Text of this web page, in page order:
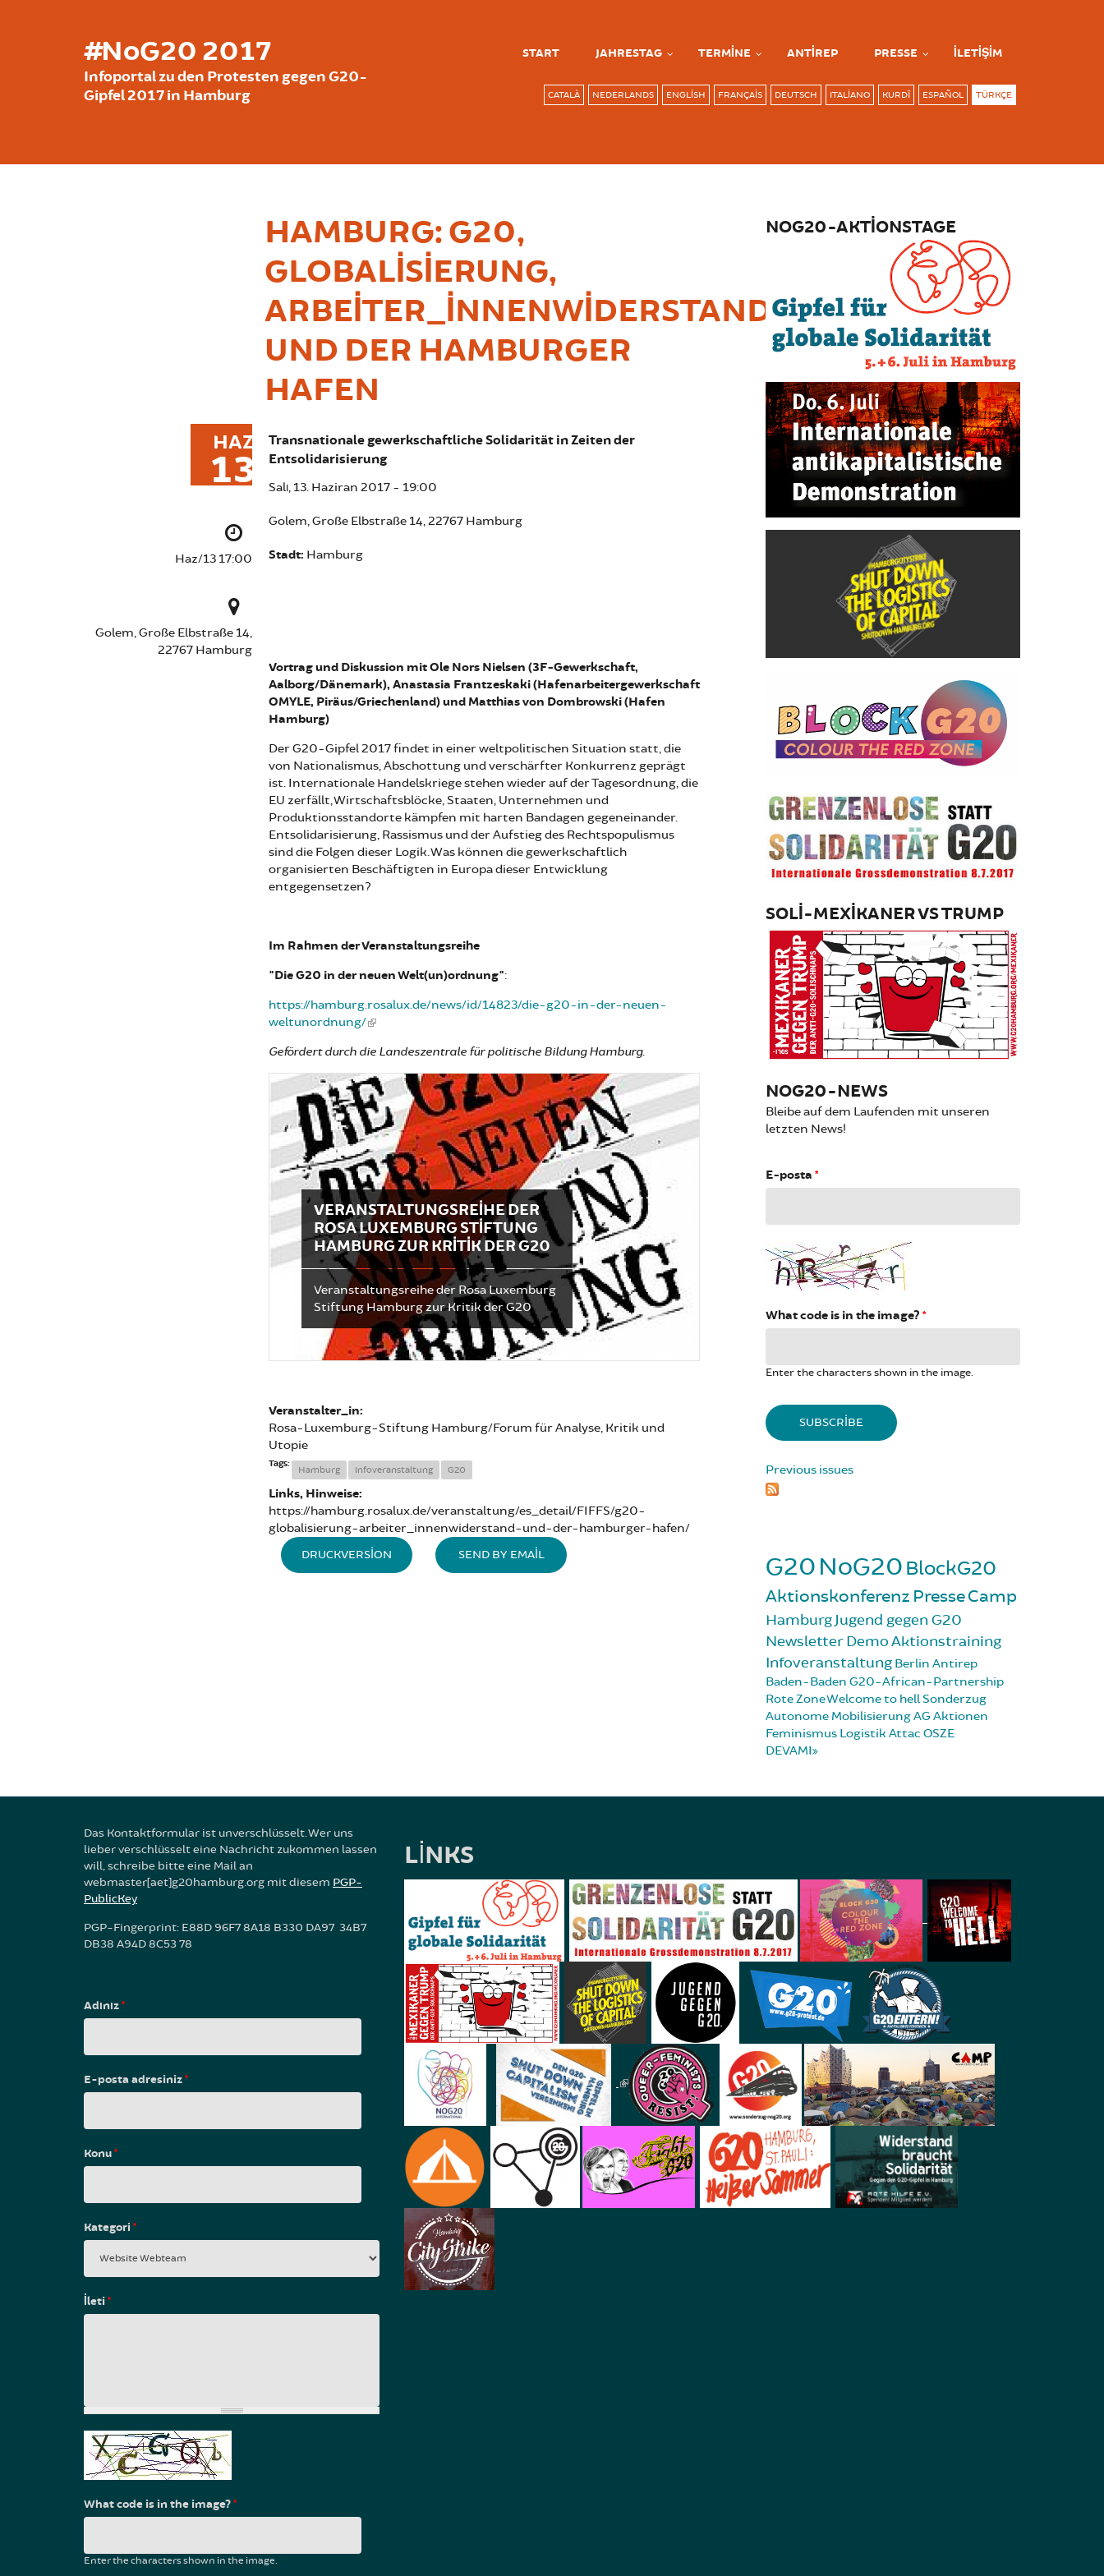
#NoG20 2017
Infoportal zu den Protesten gegen G20-
Gipfel 2017 in Hamburg
START JAHRESTAG TERMINE ANTIREP PRESSE İLETIŞIM
CATALÀ NEDERLANDS ENGLISH FRANÇAIS DEUTSCH ITALIANO KURDÎ ESPAÑOL TÜRKÇE
HAMBURG: G20,
GLOBALISIERUNG,
ARBEITER_INNENWIDERSTAND
UND DER HAMBURGER
HAFEN
HAZ
13
Haz/13 17:00
Golem, Große Elbstraße 14,
22767 Hamburg
Transnationale gewerkschaftliche Solidarität in Zeiten der
Entsolidarisierung
Salı, 13. Haziran 2017 - 19:00
Golem, Große Elbstraße 14, 22767 Hamburg
Stadt: Hamburg
Vortrag und Diskussion mit Ole Nors Nielsen (3F-Gewerkschaft,
Aalborg/Dänemark), Anastasia Frantzeskaki (Hafenarbeitergewerkschaft
OMYLE, Piräus/Griechenland) und Matthias von Dombrowski (Hafen
Hamburg)
Der G20-Gipfel 2017 findet in einer weltpolitischen Situation statt, die
von Nationalismus, Abschottung und verschärfter Konkurrenz geprägt
ist. Internationale Handelskriege stehen wieder auf der Tagesordnung, die
EU zerfällt, Wirtschaftsblöcke, Staaten, Unternehmen und
Produktionsstandorte kämpfen mit harten Bandagen gegeneinander.
Entsolidarisierung, Rassismus und der Aufstieg des Rechtspopulismus
sind die Folgen dieser Logik. Was können die gewerkschaftlich
organisierten Beschäftigten in Europa dieser Entwicklung
entgegensetzen?
Im Rahmen der Veranstaltungsreihe
"Die G20 in der neuen Welt(un)ordnung":
https://hamburg.rosalux.de/news/id/14823/die-g20-in-der-neuen-
weltunordnung/
Gefördert durch die Landeszentrale für politische Bildung Hamburg.
VERANSTALTUNGSREIHE DER
ROSA LUXEMBURG STIFTUNG
HAMBURG ZUR KRITIK DER G20
Veranstaltungsreihe der Rosa Luxemburg
Stiftung Hamburg zur Kritik der G20
Veranstalter_in:
Rosa-Luxemburg-Stiftung Hamburg/Forum für Analyse, Kritik und
Utopie
Tags:
Hamburg Infoveranstaltung G20
Links, Hinweise:
https://hamburg.rosalux.de/veranstaltung/es_detail/FIFFS/g20-
globalisierung-arbeiter_innenwiderstand-und-der-hamburger-hafen/
DRUCKVERSION SEND BY EMAIL
NOG20-AKTIONSTAGE
SOLI-MEXIKANER VS TRUMP
NOG20-NEWS
Bleibe auf dem Laufenden mit unseren
letzten News!
E-posta *
What code is in the image? *
Enter the characters shown in the image.
Previous issues
G20NoG20 BlockG20
Aktionskonferenz PresseCamp
HamburgJugend gegen G20
NewsletterDemoAktionstraining
Infoveranstaltung Berlin Antirep
Baden-Baden G20-African-Partnership
Rote ZoneWelcome to hellSonderzug
Autonome MobilisierungAG Aktionen
Feminismus Logistik Attac OSZE
DEVAMI
Das Kontaktformular ist unverschlüsselt. Wer uns
lieber verschlüsselt eine Nachricht zukommen lassen
will, schreibe bitte eine Mail an
webmaster[aet]g20hamburg.org mit diesem PGP-
PublicKey
PGP-Fingerprint: E88D 96F7 8A18 B330 DA97 34B7
DB38 A94D 8C53 78
Adınız*
E-posta adresiniz*
Konu*
Kategori*
İleti*
What code is in the image?*
Enter the characters shown in the image.
LINKS